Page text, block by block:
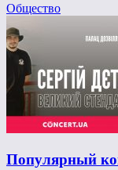
Общество
Популярный